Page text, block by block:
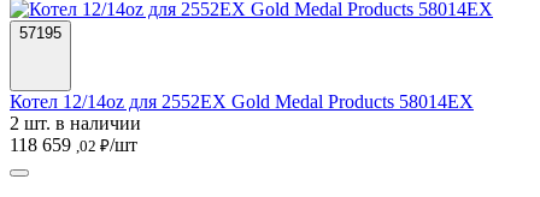
57195
Котел 12/14oz для 2552EX Gold Medal Products 58014EX
2 шт. в наличии
118 659 ,02 ₽/шт